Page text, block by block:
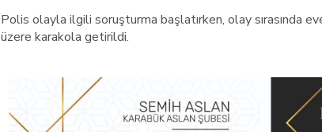
Polis olayla ilgili soruşturma başlatırken, olay sırasında
üzere karakola getirildi.